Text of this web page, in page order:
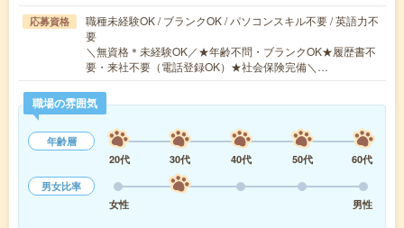
応募資格
職種未経験OK / ブランクOK / パソコンスキル不要 / 英語力不
要
＼無資格＊未経験OK／★年齢不問・ブランクOK★履歴書不
要・来社不要（電話登録OK）★社会保険完備＼…
職場の雰囲気
年齢層
20代
30代 40代 50代
60代
男女比率
女性
男性